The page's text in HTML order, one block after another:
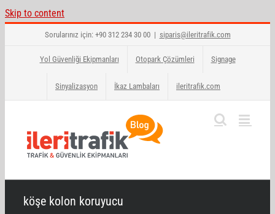
Skip to content
Sorularınız için: +90 312 234 30 00 | siparis@ileritrafik.com
Yol Güvenliği Ekipmanları Otopark Çözümleri Signage
Sinyalizasyon İkaz Lambaları ileritrafik.com
köşe kolon koruyucu